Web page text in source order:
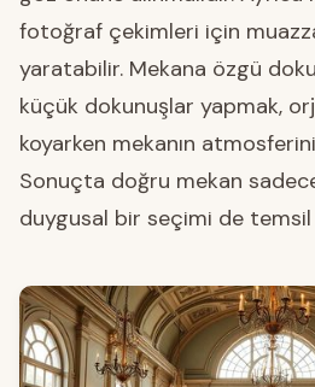
fotoğraf çekimleri için
yaratabilir. Mekana özgü
küçük dokunuşlar yapmak,
koyarken mekanın
Sonuçta doğru mekan
duygusal bir seçimi de temsil